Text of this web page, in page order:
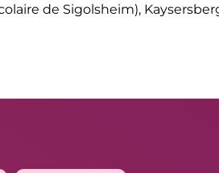
de Sigolsheim),